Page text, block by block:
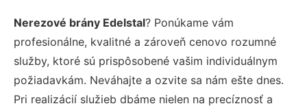
Nerezové brány Edelstal? Ponúkame vám
profesionálne, kvalitné a zároveň cenovo rozumné
služby, ktoré sú prispôsobené vašim individuálnym
požiadavkám. Neváhajte a ozvite sa nám ešte dnes.
Pri realizácií služieb dbáme nielen na precíznosť a